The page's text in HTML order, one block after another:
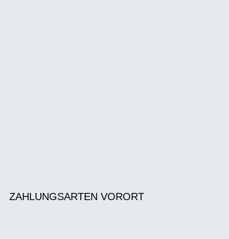
ZAHLUNGSARTEN VORORT